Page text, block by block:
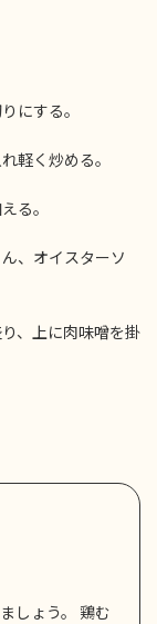
にする。
軽く炒める。
る。
、オイスターソ
、上に肉味噌を掛
しょう。 鶏む